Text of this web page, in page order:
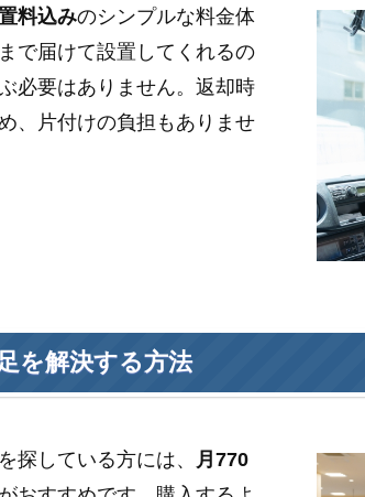
料込みのシンプルな料金体
で届けて設置してくれるの
必要はありません。返却時
、片付けの負担もありませ
を解決する方法
探している方には、
月770